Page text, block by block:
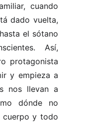
cuando
dado vuelta,
el sótano
Así,
protagonista
y empieza a
nos llevan a
dónde no
cuerpo y todo